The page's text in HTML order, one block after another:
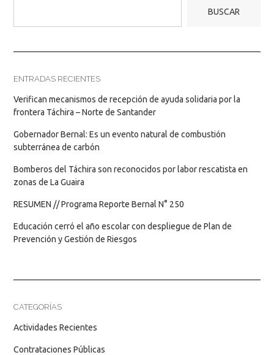
BUSCAR
ENTRADAS RECIENTES
Verifican mecanismos de recepción de ayuda solidaria por la
frontera Táchira – Norte de Santander
Gobernador Bernal: Es un evento natural de combustión
subterránea de carbón
Bomberos del Táchira son reconocidos por labor rescatista en
zonas de La Guaira
RESUMEN // Programa Reporte Bernal N° 250
Educación cerró el año escolar con despliegue de Plan de
Prevención y Gestión de Riesgos
CATEGORÍAS
Actividades Recientes
Contrataciones Públicas